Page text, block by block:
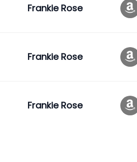
Frankie Rose
Frankie Rose
Frankie Rose